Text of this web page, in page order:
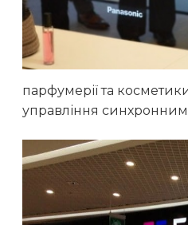
парфумерії та
управління синхронним